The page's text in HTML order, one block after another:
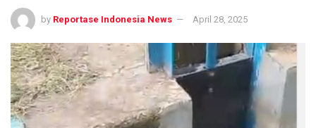
by Reportase Indonesia News April 28, 2025